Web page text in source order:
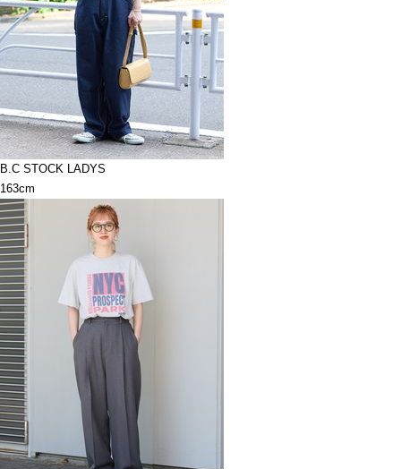
B.C STOCK LADYS
163cm